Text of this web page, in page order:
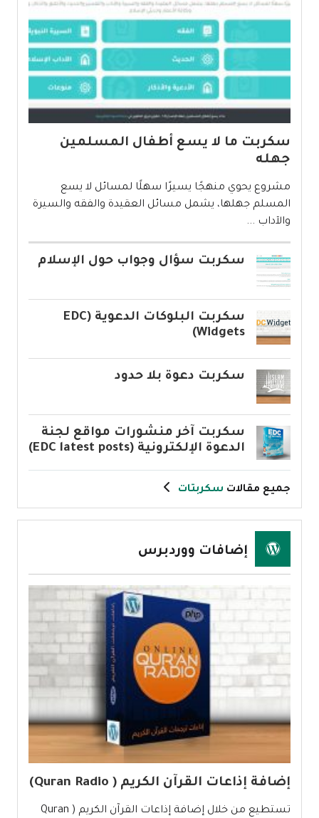
سكربت ما لا يسع أطفال المسلمين
جهله
مشروع يحوي منهجًا يسيرًا سهلًا لمسائل لا يسع
المسلم جهلها، يشمل مسائل العقيدة والفقه والسيرة
والآداب ...
سكربت سؤال وجواب حول الإسلام
سكربت البلوكات الدعوية (EDC
Widgets)
سكربت دعوة بلا حدود
سكربت آخر منشورات مواقع لجنة
الدعوة الإلكترونية (EDC latest posts)
جميع مقالات سكربتات
إضافات ووردبرس
إضافة إذاعات القرآن الكريم ( Quran Radio)
تستطيع من خلال إضافة إذاعات القرآن الكريم ( Quran